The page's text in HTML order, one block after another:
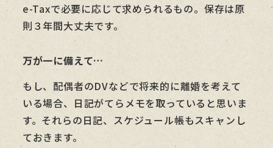
e-Taxで必要に応じて求められるもの。保存は原
則３年間大丈夫です。
万が一に備えて…
もし、配偶者のDVなどで将来的に離婚を考えて
いる場合、日記がてらメモを取っていると思いま
す。それらの日記、スケジュール帳もスキャンし
ておきます。